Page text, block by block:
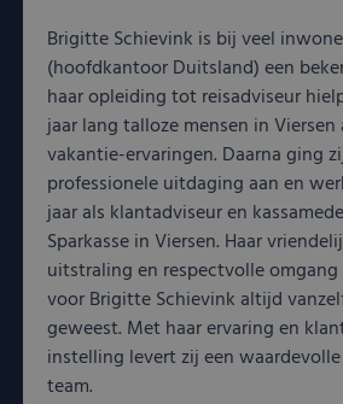
Brigitte Schievink is bij veel
(hoofdkantoor Duitsland) een
haar opleiding tot reisadviseur
jaar lang talloze mensen in
vakantie-ervaringen. Daarna ging
professionele uitdaging aan en
jaar als klantadviseur en
Sparkasse in Viersen. Haar
uitstraling en respectvolle
voor Brigitte Schievink altijd
geweest. Met haar ervaring en
instelling levert zij een
team.